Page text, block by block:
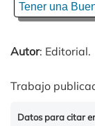
Tener una
Autor: Editorial.
Trabajo
Datos para citar